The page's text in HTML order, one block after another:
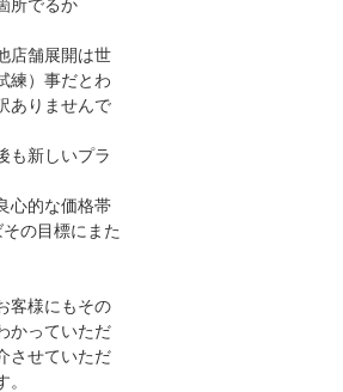
所でるか
店舗展開は世
練）事だとわ
ありませんで
も新しいプラ
心的な価格帯
の目標にまた
客様にもその
かっていただ
させていただ